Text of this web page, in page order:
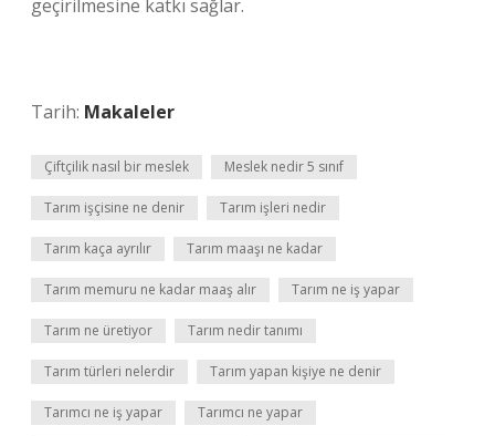
geçirilmesine katkı sağlar.
Tarih: Makaleler
Çiftçilik nasıl bir meslek Meslek nedir 5 sınıf
Tarım işçisine ne denir Tarım işleri nedir
Tarım kaça ayrılır Tarım maaşı ne kadar
Tarım memuru ne kadar maaş alır Tarım ne iş yapar
Tarım ne üretiyor Tarım nedir tanımı
Tarım türleri nelerdir Tarım yapan kişiye ne denir
Tarımcı ne iş yapar Tarımcı ne yapar